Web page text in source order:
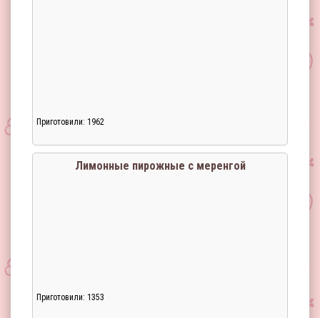
Приготовили: 1962
Лимонные пирожные с меренгой
Приготовили: 1353